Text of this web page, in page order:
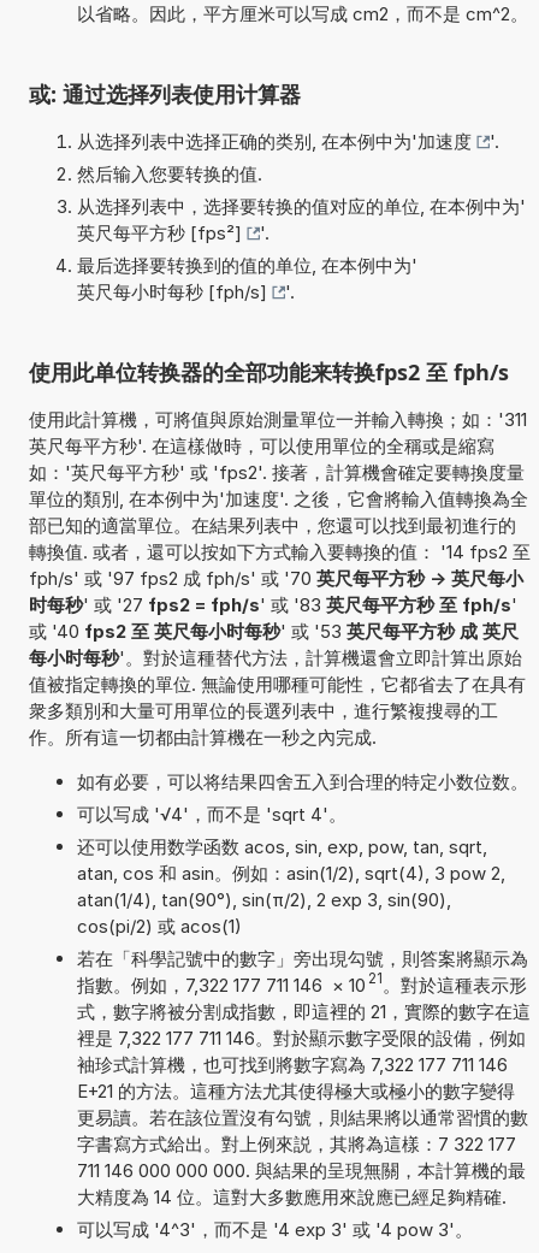
以省略。因此，平方厘米可以写成 cm2，而不是 cm^2。
或: 通过选择列表使用计算器
从选择列表中选择正确的类别, 在本例中为'加速度
'.
然后输入您要转换的值.
从选择列表中，选择要转换的值对应的单位, 在本例中为'
英尺每平方秒 [fps²]
'.
最后选择要转换到的值的单位, 在本例中为'
英尺每小时每秒 [fph/s]
'.
使用此单位转换器的全部功能来转换fps2 至 fph/s
使用此計算機，可將值與原始測量單位一并輸入轉換；如：'311
英尺每平方秒'. 在這樣做時，可以使用單位的全稱或是縮寫
如：'英尺每平方秒' 或 'fps2'. 接著，計算機會確定要轉換度量
單位的類別, 在本例中为'加速度'. 之後，它會將輸入值轉換為全
部已知的適當單位。在結果列表中，您還可以找到最初進行的
轉換值. 或者，還可以按如下方式輸入要轉換的值： '14 fps2 至
fph/s' 或 '97 fps2 成 fph/s' 或 '70 英尺每平方秒 -> 英尺每小
时每秒' 或 '27 fps2 = fph/s' 或 '83 英尺每平方秒 至 fph/s'
或 '40 fps2 至 英尺每小时每秒' 或 '53 英尺每平方秒 成 英尺
每小时每秒'。對於這種替代方法，計算機還會立即計算出原始
值被指定轉換的單位. 無論使用哪種可能性，它都省去了在具有
衆多類別和大量可用單位的長選列表中，進行繁複搜尋的工
作。所有這一切都由計算機在一秒之內完成.
如有必要，可以将结果四舍五入到合理的特定小数位数。
可以写成 '√4'，而不是 'sqrt 4'。
还可以使用数学函数 acos, sin, exp, pow, tan, sqrt,
atan, cos 和 asin。例如：asin(1/2), sqrt(4), 3 pow 2,
atan(1/4), tan(90°), sin(π/2), 2 exp 3, sin(90),
cos(pi/2) 或 acos(1)
若在「科學記號中的數字」旁出現勾號，則答案將顯示為
指數。例如，7,322 177 711 146 × 10 21 。對於這種表示形
式，數字將被分割成指數，即這裡的 21，實際的數字在這
裡是 7,322 177 711 146。對於顯示數字受限的設備，例如
袖珍式計算機，也可找到將數字寫為 7,322 177 711 146
E+21 的方法。這種方法尤其使得極大或極小的數字變得
更易讀。若在該位置沒有勾號，則結果將以通常習慣的數
字書寫方式給出。對上例來説，其將為這樣：7 322 177
711 146 000 000 000. 與結果的呈現無關，本計算機的最
大精度為 14 位。這對大多數應用來說應已經足夠精確.
可以写成 '4^3'，而不是 '4 exp 3' 或 '4 pow 3'。